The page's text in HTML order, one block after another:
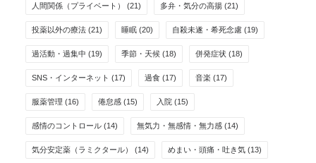
人間関係（プライベート） (21) 多弁・気分の高揚 (21)
投薬以外の療法 (21) 睡眠 (20) 自殺未遂・希死念慮 (19)
過活動・過集中 (19) 季節・天候 (18) 併発症状 (18)
SNS・インターネット (17) 過食 (17) 音楽 (17)
服薬管理 (16) 倦怠感 (15) 入院 (15)
感情のコントロール (14) 無気力・無感情・無力感 (14)
気分安定薬（ラミクタール） (14) めまい・頭痛・吐き気 (13)